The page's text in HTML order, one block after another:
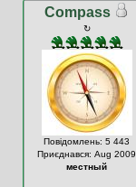
Compass
↻
Повідомлень: 5 443
Приєднався: Aug 2009
местный